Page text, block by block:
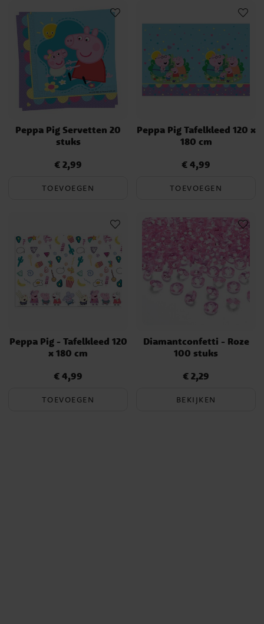
Peppa Pig Servetten 20
stuks
Prijs :€ 2,99
€ 2,99
TOEVOEGEN
Peppa Pig Tafelkleed 120 x
180 cm
Prijs :€ 4,99
€ 4,99
TOEVOEGEN
Peppa Pig - Tafelkleed 120
x 180 cm
Prijs :€ 4,99
€ 4,99
TOEVOEGEN
Diamantconfetti - Roze
100 stuks
Prijs :€ 2,29
€ 2,29
BEKIJKEN